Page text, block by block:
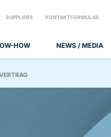
HOW NEWS / MEDIA
SUPPLIERS KONTAKTFORMULAR